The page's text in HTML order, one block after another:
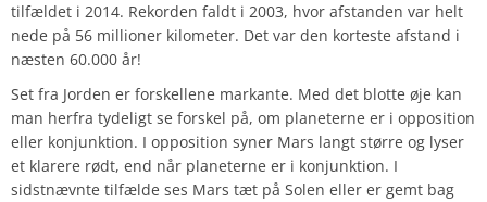
tilfældet i 2014. Rekorden faldt i 2003, hvor afstanden var helt
nede på 56 millioner kilometer. Det var den korteste afstand i
næsten 60.000 år!
Set fra Jorden er forskellene markante. Med det blotte øje kan
man herfra tydeligt se forskel på, om planeterne er i opposition
eller konjunktion. I opposition syner Mars langt større og lyser
et klarere rødt, end når planeterne er i konjunktion. I
sidstnævnte tilfælde ses Mars tæt på Solen eller er gemt bag